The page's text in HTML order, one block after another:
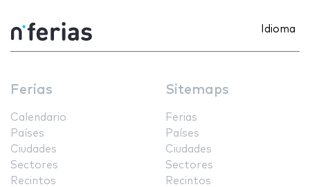
Idioma
Ferias
Calendario
Países
Ciudades
Sectores
Recintos
Sitemaps
Ferias
Países
Ciudades
Sectores
Recintos